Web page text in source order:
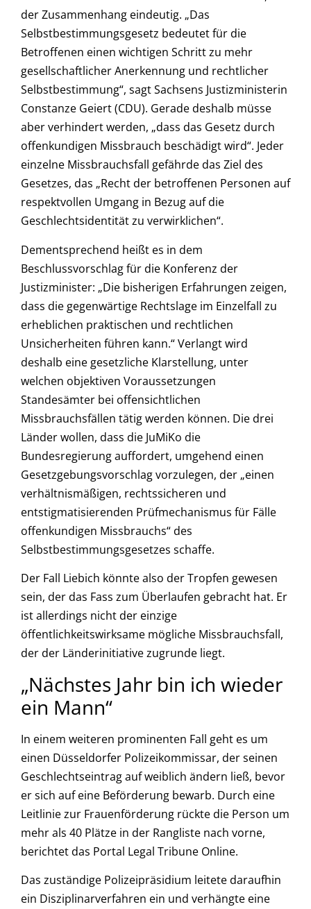
der Zusammenhang eindeutig. „Das
Selbstbestimmungsgesetz bedeutet für die
Betroffenen einen wichtigen Schritt zu mehr
gesellschaftlicher Anerkennung und rechtlicher
Selbstbestimmung“, sagt Sachsens Justizministerin
Constanze Geiert (CDU). Gerade deshalb müsse
aber verhindert werden, „dass das Gesetz durch
offenkundigen Missbrauch beschädigt wird“. Jeder
einzelne Missbrauchsfall gefährde das Ziel des
Gesetzes, das „Recht der betroffenen Personen auf
respektvollen Umgang in Bezug auf die
Geschlechtsidentität zu verwirklichen“.
Dementsprechend heißt es in dem
Beschlussvorschlag für die Konferenz der
Justizminister: „Die bisherigen Erfahrungen zeigen,
dass die gegenwärtige Rechtslage im Einzelfall zu
erheblichen praktischen und rechtlichen
Unsicherheiten führen kann.“ Verlangt wird
deshalb eine gesetzliche Klarstellung, unter
welchen objektiven Voraussetzungen
Standesämter bei offensichtlichen
Missbrauchsfällen tätig werden können. Die drei
Länder wollen, dass die JuMiKo die
Bundesregierung auffordert, umgehend einen
Gesetzgebungsvorschlag vorzulegen, der „einen
verhältnismäßigen, rechtssicheren und
entstigmatisierenden Prüfmechanismus für Fälle
offenkundigen Missbrauchs“ des
Selbstbestimmungsgesetzes schaffe.
Der Fall Liebich könnte also der Tropfen gewesen
sein, der das Fass zum Überlaufen gebracht hat. Er
ist allerdings nicht der einzige
öffentlichkeitswirksame mögliche Missbrauchsfall,
der der Länderinitiative zugrunde liegt.
„Nächstes Jahr bin ich wieder
ein Mann“
In einem weiteren prominenten Fall geht es um
einen Düsseldorfer Polizeikommissar, der seinen
Geschlechtseintrag auf weiblich ändern ließ, bevor
er sich auf eine Beförderung bewarb. Durch eine
Leitlinie zur Frauenförderung rückte die Person um
mehr als 40 Plätze in der Rangliste nach vorne,
berichtet das Portal Legal Tribune Online.
Das zuständige Polizeipräsidium leitete daraufhin
ein Disziplinarverfahren ein und verhängte eine